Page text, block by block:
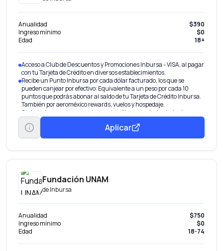
Anualidad
$390
Ingreso mínimo
$0
Edad
18+
Acceso a Club de Descuentos y Promociones Inbursa - VISA, al pagar
con tu Tarjeta de Crédito en diversos establecimientos.
Recibe un Punto Inbursa por cada dólar facturado, los que se
pueden canjear por efectivo: Equivalente a un peso por cada 10
puntos que podrás abonar al saldo de tu Tarjeta de Crédito Inbursa.
También por aeroméxico rewards, vuelos y hospedaje.
Club de descuentos en restaurantes, fitness, entretenimiento y
tiendas departamentales.
Descuentos en tiendas Sanborns de la República Mexicana.
Aplicar
Fundación UNAM
deInbursa
Anualidad
$750
Ingreso mínimo
$0
Edad
18-74